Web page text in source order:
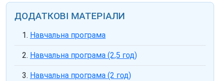
ДОДАТКОВІ МАТЕРІАЛИ
Навчальна програма
Навчальна програма (2,5 год)
Навчальна програма (2 год)